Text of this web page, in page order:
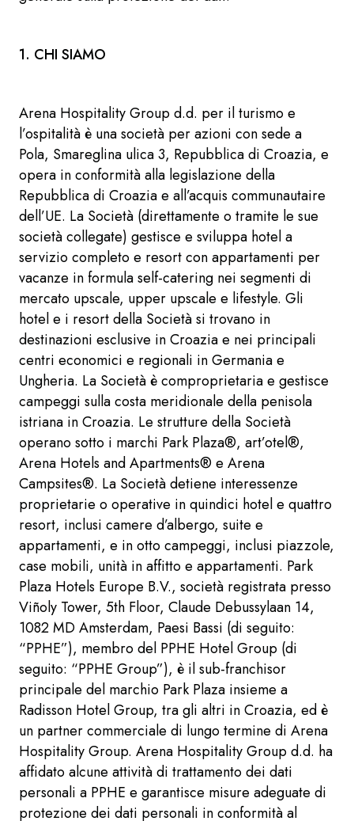
1. CHI SIAMO
Arena Hospitality Group d.d. per il turismo e
l’ospitalità è una società per azioni con sede a
Pola, Smareglina ulica 3, Repubblica di Croazia, e
opera in conformità alla legislazione della
Repubblica di Croazia e all’acquis communautaire
dell’UE. La Società (direttamente o tramite le sue
società collegate) gestisce e sviluppa hotel a
servizio completo e resort con appartamenti per
vacanze in formula self-catering nei segmenti di
mercato upscale, upper upscale e lifestyle. Gli
hotel e i resort della Società si trovano in
destinazioni esclusive in Croazia e nei principali
centri economici e regionali in Germania e
Ungheria. La Società è comproprietaria e gestisce
campeggi sulla costa meridionale della penisola
istriana in Croazia. Le strutture della Società
operano sotto i marchi Park Plaza®, art’otel®,
Arena Hotels and Apartments® e Arena
Campsites®. La Società detiene interessenze
proprietarie o operative in quindici hotel e quattro
resort, inclusi camere d’albergo, suite e
appartamenti, e in otto campeggi, inclusi piazzole,
case mobili, unità in affitto e appartamenti. Park
Plaza Hotels Europe B.V., società registrata presso
Viñoly Tower, 5th Floor, Claude Debussylaan 14,
1082 MD Amsterdam, Paesi Bassi (di seguito:
“PPHE”), membro del PPHE Hotel Group (di
seguito: “PPHE Group”), è il sub-franchisor
principale del marchio Park Plaza insieme a
Radisson Hotel Group, tra gli altri in Croazia, ed è
un partner commerciale di lungo termine di Arena
Hospitality Group. Arena Hospitality Group d.d. ha
affidato alcune attività di trattamento dei dati
personali a PPHE e garantisce misure adeguate di
protezione dei dati personali in conformità al